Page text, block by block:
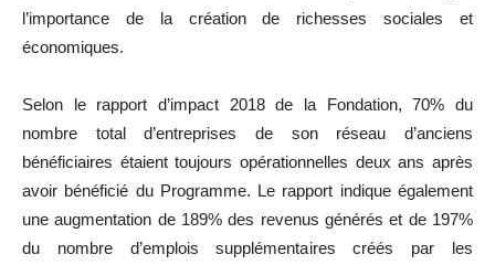
l’importance de la création de richesses sociales et
économiques.
Selon le rapport d’impact 2018 de la Fondation, 70% du
nombre total d’entreprises de son réseau d’anciens
bénéficiaires étaient toujours opérationnelles deux ans après
avoir bénéficié du Programme. Le rapport indique également
une augmentation de 189% des revenus générés et de 197%
du nombre d’emplois supplémentaires créés par les